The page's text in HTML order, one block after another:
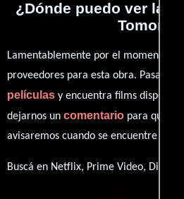
¿Dónde puedo ver la
Lamentablemente por el momento no
proveedores para esta obra. Pasa por
películas y encuentra films
dejarnos un comentario para que le
avisaremos cuando se encuentre
Buscá en Netflix, Prime Video, Disney+